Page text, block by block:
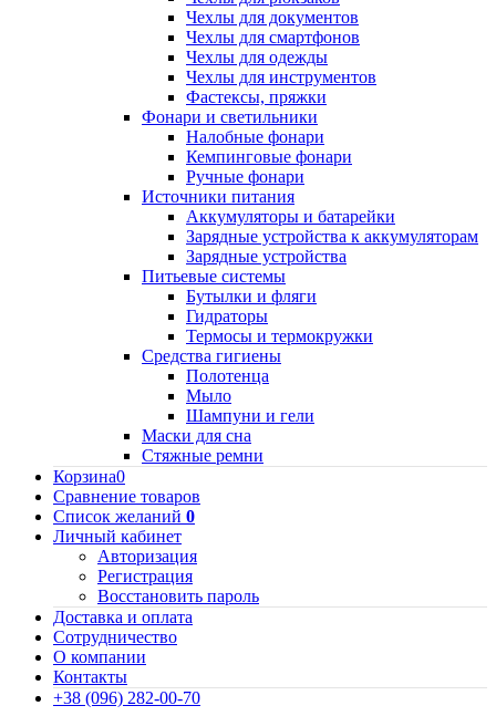
Чехлы для документов
Чехлы для смартфонов
Чехлы для одежды
Чехлы для инструментов
Фастексы, пряжки
Фонари и светильники
Налобные фонари
Кемпинговые фонари
Ручные фонари
Источники питания
Аккумуляторы и батарейки
Зарядные устройства к аккумуляторам
Зарядные устройства
Питьевые системы
Бутылки и фляги
Гидраторы
Термосы и термокружки
Средства гигиены
Полотенца
Мыло
Шампуни и гели
Маски для сна
Стяжные ремни
Корзина0
Сравнение товаров
Список желаний 0
Личный кабинет
Авторизация
Регистрация
Восстановить пароль
Доставка и оплата
Сотрудничество
О компании
Контакты
+38 (096) 282-00-70